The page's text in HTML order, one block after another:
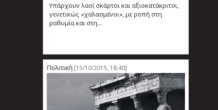
Υπάρχουν λαοί σκάρτοι και αξιοκατάκριτοι,
γενετικώς «χαλασμένοι», με ροπή στη
ραθυμία και στη...
Πολιτική[15/10/2015, 18:40]